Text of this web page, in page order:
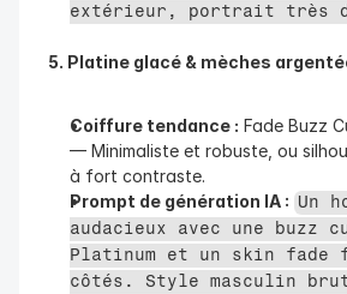
extérieur, portrait très
5. Platine glacé & mèches
Coiffure tendance : Fade Buzz
— Minimaliste et robuste, ou
à fort contraste.
Prompt de génération IA : Un
audacieux avec une buzz
Platinum et un skin fade
côtés. Style masculin